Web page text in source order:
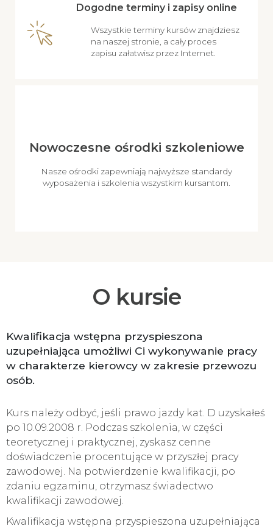
Dogodne terminy i zapisy online
Wszystkie terminy kursów znajdziesz
na naszej stronie, a cały proces
zapisu załatwisz przez Internet.
Nowoczesne ośrodki szkoleniowe
Nasze ośrodki zapewniają najwyższe standardy
wyposażenia i szkolenia wszystkim kursantom.
O kursie
Kwalifikacja wstępna przyspieszona
uzupełniająca umożliwi Ci wykonywanie pracy
w charakterze kierowcy w zakresie przewozu
osób.
Kurs należy odbyć, jeśli prawo jazdy kat. D uzyskałeś
po 10.09.2008 r. Podczas szkolenia, w części
teoretycznej i praktycznej, zyskasz cenne
doświadczenie procentujące w przyszłej pracy
zawodowej. Na potwierdzenie kwalifikacji, po
zdaniu egzaminu, otrzymasz świadectwo
kwalifikacji zawodowej.
Kwalifikacja wstępna przyspieszona uzupełniająca